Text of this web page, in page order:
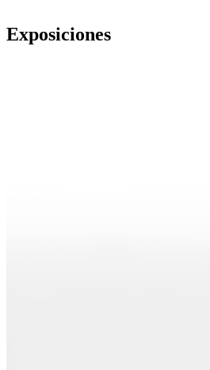
Exposiciones